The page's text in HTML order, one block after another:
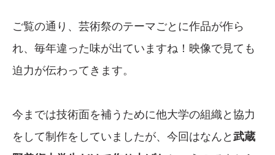
ご覧の通り、芸術祭のテーマごとに作品が作ら
れ、毎年違った味が出ていますね！映像で見ても
迫力が伝わってきます。
今までは技術面を補うために他大学の組織と協力
をして制作をしていましたが、今回はなんと武蔵